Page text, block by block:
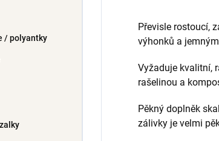
/ polyantky
Převisle rostoucí,
výhonků a
Vyžaduje kvalitní,
rašelinou a
Pěkný doplněk
zálivky je velmi